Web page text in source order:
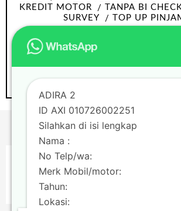
KREDIT MOTOR
TANPA BI
SURVEY
TOP UP
Take over bpkb motor
ADIRA 2
ID AXI 010726002251
Silahkan di isi lengkap
Nama :
No Telp/wa:
Merk Mobil/motor:
Tahun:
Lokasi: